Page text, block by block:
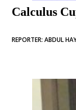
Calculus
REPORTER: ABDUL